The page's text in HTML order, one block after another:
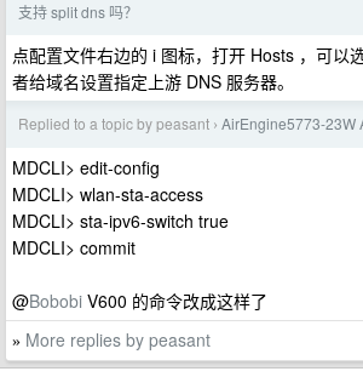
支持 split dns 吗？
点配置文件右边的 i 图标，打开 Hosts ，可以
者给域名设置指定上游 DNS 服务器。
Replied to a topic by peasant › AirEngine5773-23W
MDCLI> edit-config
MDCLI> wlan-sta-access
MDCLI> sta-ipv6-switch true
MDCLI> commit
@Bobobi V600 的命令改成这样了
» More replies by peasant